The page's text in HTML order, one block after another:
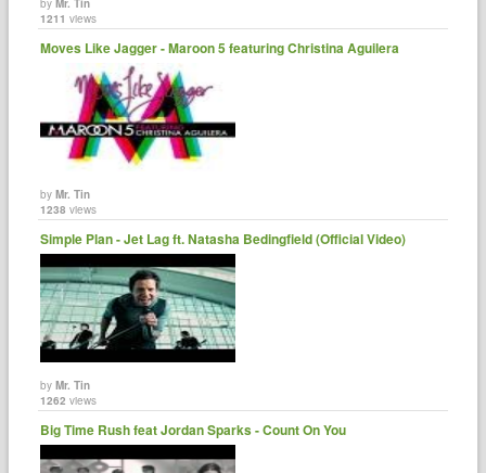
1211 views
Moves Like Jagger - Maroon 5 featuring Christina Aguilera
byMr. Tin
1238 views
Simple Plan - Jet Lag ft. Natasha Bedingfield (Official Video)
byMr. Tin
1262 views
Big Time Rush feat Jordan Sparks - Count On You